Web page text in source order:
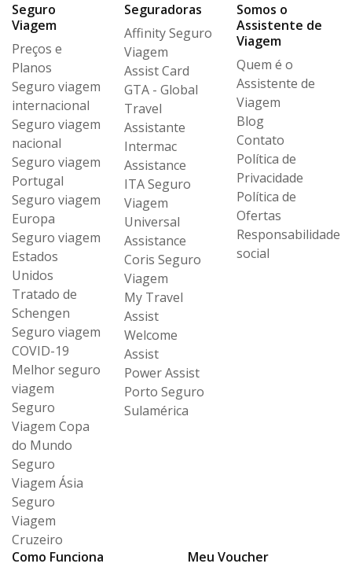
Seguro
Viagem
Preços e
Planos
Seguro viagem
internacional
Seguro viagem
nacional
Seguro viagem
Portugal
Seguro viagem
Europa
Seguro viagem
Estados
Unidos
Tratado de
Schengen
Seguro viagem
COVID-19
Melhor seguro
viagem
Seguro
Viagem Copa
do Mundo
Seguro
Viagem Ásia
Seguro
Viagem
Cruzeiro
Seguradoras
Affinity Seguro
Viagem
Assist Card
GTA - Global
Travel
Assistante
Intermac
Assistance
ITA Seguro
Viagem
Universal
Assistance
Coris Seguro
Viagem
My Travel
Assist
Welcome
Assist
Power Assist
Porto Seguro
Sulamérica
Somos o
Assistente de
Viagem
Quem é o
Assistente de
Viagem
Blog
Contato
Política de
Privacidade
Política de
Ofertas
Responsabilidade
social
Como Funciona
Meu Voucher